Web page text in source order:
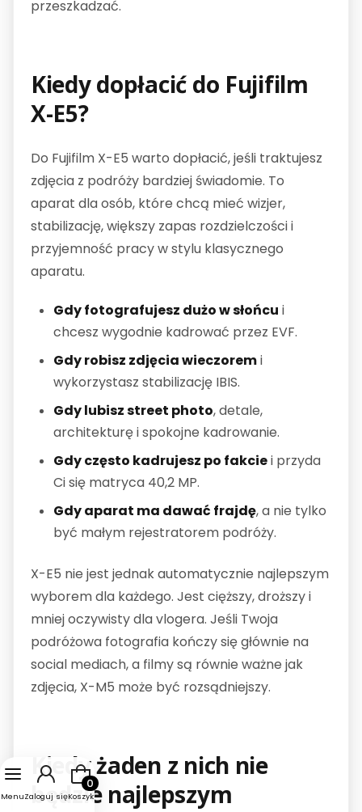
przeszkadzać.
Kiedy dopłacić do Fujifilm
X-E5?
Do Fujifilm X-E5 warto dopłacić, jeśli traktujesz
zdjęcia z podróży bardziej świadomie. To
aparat dla osób, które chcą mieć wizjer,
stabilizację, większy zapas rozdzielczości i
przyjemność pracy w stylu klasycznego
aparatu.
Gdy fotografujesz dużo w słońcu i
chcesz wygodnie kadrować przez EVF.
Gdy robisz zdjęcia wieczoremi
wykorzystasz stabilizację IBIS.
Gdy lubisz street photo, detale,
architekturę i spokojne kadrowanie.
Gdy często kadrujesz po fakciei przyda
Ci się matryca 40,2 MP.
Gdy aparat ma dawać frajdę, a nie tylko
być małym rejestratorem podróży.
X-E5 nie jest jednak automatycznie najlepszym
wyborem dla każdego. Jest cięższy, droższy i
mniej oczywisty dla vlogera. Jeśli Twoja
podróżowa fotografia kończy się głównie na
social mediach, a filmy są równie ważne jak
zdjęcia, X-M5 może być rozsądniejszy.
Kiedy żaden z nich nie
będzie najlepszym
MenuZaloguj się
Produkty w koszyku: 0. Zobacz szczegóły
Koszyk